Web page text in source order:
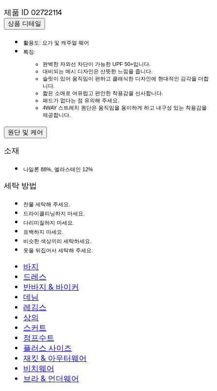
제품 ID 02722114
상품 디테일
활용도: 요가 및 캐주얼 웨어
특징:
완벽한 자외선 차단이 가능한 UPF 50+입니다.
대비되는 메시 디자인은 산뜻한 느낌을 줍니다.
슬릿이 있어 움직임이 편하고 클래식한 디자인에 현대적인 감각을 더합
니다.
짧은 소매로 여유럽고 편안한 착용감을 선사합니다.
패드가 없다는 점 유의해 주세요.
4WAY 스트레치 원단은 움직임을 용이하게 하고 내구성 있는 착용감을
제공합니다.
원단 및 케어
소재
나일론 88%, 엘라스테인 12%
세탁 방법
찬물 세탁해 주세요.
드라이클리닝하지 마세요.
다리미질하지 마세요.
표백하지 마세요.
비슷한 색상끼리 세탁하세요.
옷을 뒤집어서 세탁해 주세요.
바지
바지
조거
작업 바지
플로우 팬츠
드레스
드레스
액티브 드레스
맥시 & 미디 드레스
미니 드레스
반바지 & 바이커
반바지 & 바이커
바이커
데님 반바지
2.5인치 반바지
데님
데님
데님 레깅스
와이드 진
데님 반바지
데님 스커트
레깅스
레깅스
데님 레깅스
힙업 레깅스
요가 레깅스
상의
상의
스포츠 브라
티셔츠
스커트
스커트
액티브 스커트
미니 스커트
맥시 & 미디 스커트
점프수트
점프수트
오버롤
롬퍼
플러스 사이즈
플러스 사이즈
플러스 사이즈 하의
플러스 사이즈 상의
플러스 사이즈 드레스
재킷 & 아우터웨어
재킷 & 아우터웨어
재킷 & 아우터웨어
아우터웨어
비치웨어
비치웨어
수영복 상의
브라 & 언더웨어
브라 & 언더웨어